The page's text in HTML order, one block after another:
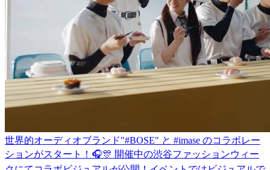
世界的オーディオブランド"#BOSE" と #imase のコラボレー
ションがスタート！🎧🎊 開催中の渋谷ファッションウィー